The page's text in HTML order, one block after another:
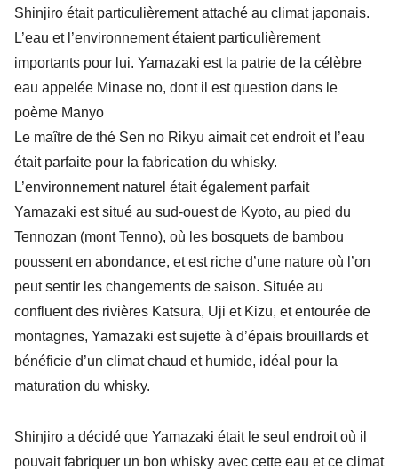
Shinjiro était particulièrement attaché au climat japonais.
L’eau et l’environnementétaient particulièrement
importants pour lui. Yamazaki est la patrie de la célèbre
eau appelée Minase no, dont il est question dans le
poème Manyo
Le maître de thé Sen no Rikyu aimait cet endroit et l’eau
était parfaite pour la fabrication du whisky.
L’environnement naturel était également parfait
Yamazaki est situé au sud-ouest de Kyoto, au pied du
Tennozan (mont Tenno), où les bosquets de bambou
poussent en abondance, et est riche d’une nature où l’on
peut sentir les changements de saison. Située au
confluent des rivières Katsura, Uji et Kizu, et entourée de
montagnes, Yamazaki est sujette à d’épais brouillards et
bénéficie d’un climat chaud et humide, idéal pour la
maturation du whisky.
Shinjiro a décidé que Yamazaki était le seul endroitoù il
pouvait fabriquer un bon whisky avec cette eau et ce climat